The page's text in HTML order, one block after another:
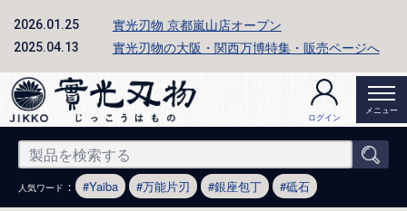
2026.01.25 實光刃物 京都嵐山店オープン
2025.04.13 實光刃物の大阪・関西万博特集・販売ページへ
ログイン
メニュー
人気ワード ： Yaiba 万能片刃 銀座包丁 砥石